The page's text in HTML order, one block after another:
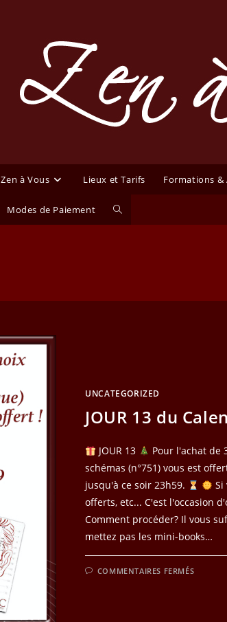
Zen à Vous Lieux et Tarifs Formations &
Modes de Paiement Toggle
UNCATEGORIZED
JOUR 13 du
JOUR 13
Pour l'achat de
schémas (n°751) vous est
jusqu'à ce soir 23h59.
Si
offerts, etc... C'est l'occasion
Comment procéder? Il vous
mettez pas les mini-books…
COMMENTAIRES FERMÉSSUR